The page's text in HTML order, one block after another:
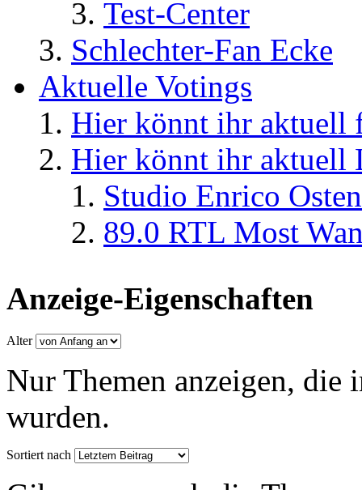
Test-Center
Schlechter-Fan Ecke
Aktuelle Votings
Hier könnt ihr aktuell
Hier könnt ihr aktuell
Studio Enrico
89.0 RTL Most
Anzeige-Eigenschaften
Alter
Nur Themen anzeigen, die
wurden.
Sortiert nach